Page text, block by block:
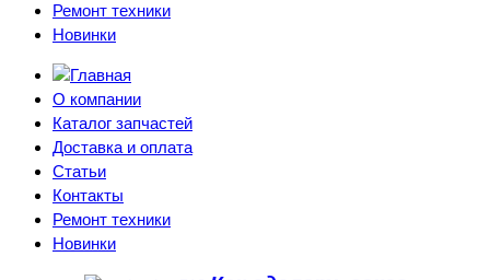
Ремонт техники
Новинки
О компании
Каталог запчастей
Доставка и оплата
Статьи
Контакты
Ремонт техники
Новинки